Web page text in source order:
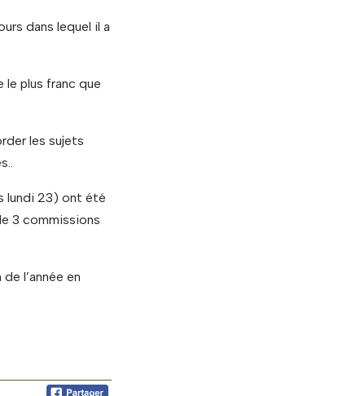
dans lequel il a
le plus franc que
les sujets
lundi 23) ont été
3 commissions
l’année en